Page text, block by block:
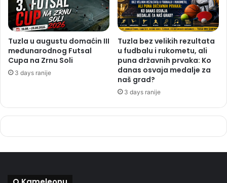
Tuzla u augustu domaćin III
međunarodnog Futsal
Cupa na Zrnu Soli
3 days ranije
Tuzla bez velikih rezultata
u fudbalu i rukometu, ali
puna državnih prvaka: Ko
danas osvaja medalje za
naš grad?
3 days ranije